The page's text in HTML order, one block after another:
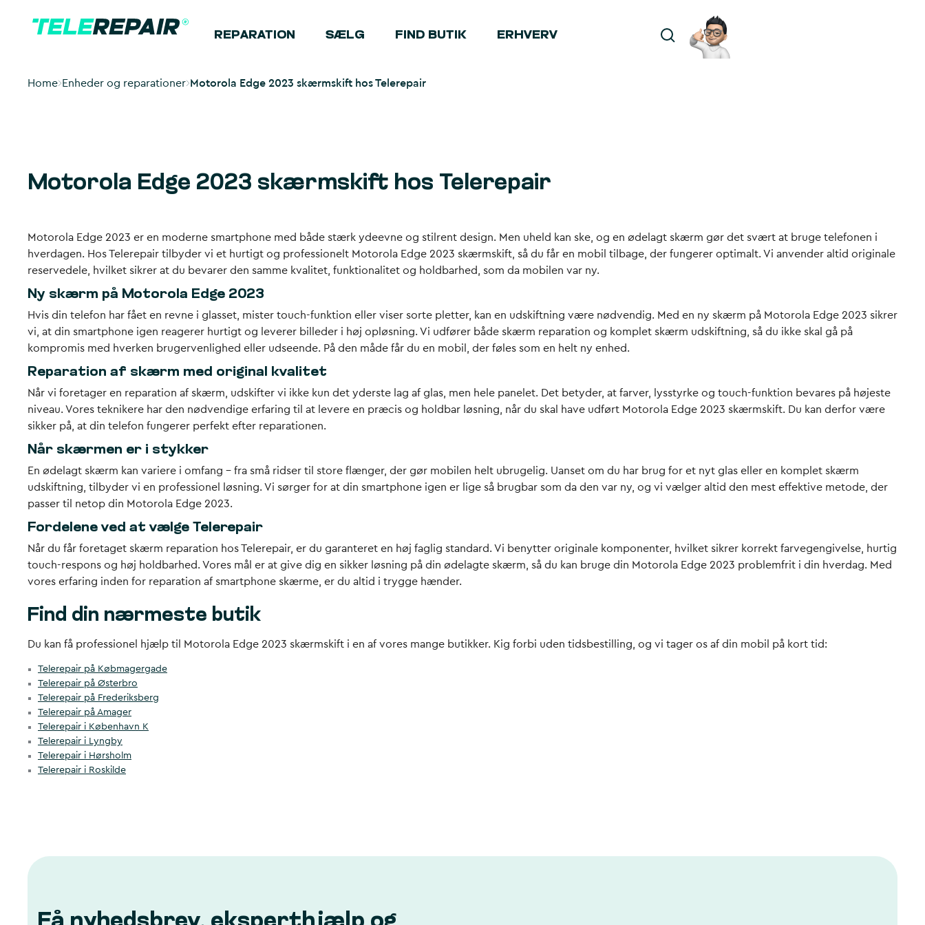
REPARATION SÆLG FIND BUTIK ERHVERV
Home Enheder og reparationer Motorola Edge 2023 skærmskift hos Telerepair
Motorola Edge 2023 skærmskift hos Telerepair
Motorola Edge 2023 er en moderne smartphone med både stærk ydeevne og stilrent design. Men uheld kan ske, og en ødelagt skærm gør det svært at bruge telefonen i
hverdagen. Hos Telerepair tilbyder vi et hurtigt og professionelt Motorola Edge 2023 skærmskift, så du får en mobil tilbage, der fungerer optimalt. Vi anvender altid originale
reservedele, hvilket sikrer at du bevarer den samme kvalitet, funktionalitet og holdbarhed, som da mobilen var ny.
Ny skærm på Motorola Edge 2023
Hvis din telefon har fået en revne i glasset, mister touch-funktion eller viser sorte pletter, kan en udskiftning være nødvendig. Med en ny skærm på Motorola Edge 2023 sikrer
vi, at din smartphone igen reagerer hurtigt og leverer billeder i høj opløsning. Vi udfører både skærm reparation og komplet skærm udskiftning, så du ikke skal gå på
kompromis med hverken brugervenlighed eller udseende. På den måde får du en mobil, der føles som en helt ny enhed.
Reparation af skærm med original kvalitet
Når vi foretager en reparation af skærm, udskifter vi ikke kun det yderste lag af glas, men hele panelet. Det betyder, at farver, lysstyrke og touch-funktion bevares på højeste
niveau. Vores teknikere har den nødvendige erfaring til at levere en præcis og holdbar løsning, når du skal have udført Motorola Edge 2023 skærmskift. Du kan derfor være
sikker på, at din telefon fungerer perfekt efter reparationen.
Når skærmen er i stykker
En ødelagt skærm kan variere i omfang – fra små ridser til store flænger, der gør mobilen helt ubrugelig. Uanset om du har brug for et nyt glas eller en komplet skærm
udskiftning, tilbyder vi en professionel løsning. Vi sørger for at din smartphone igen er lige så brugbar som da den var ny, og vi vælger altid den mest effektive metode, der
passer til netop din Motorola Edge 2023.
Fordelene ved at vælge Telerepair
Når du får foretaget skærm reparation hos Telerepair, er du garanteret en høj faglig standard. Vi benytter originale komponenter, hvilket sikrer korrekt farvegengivelse, hurtig
touch-respons og høj holdbarhed. Vores mål er at give dig en sikker løsning på din ødelagte skærm, så du kan bruge din Motorola Edge 2023 problemfrit i din hverdag. Med
vores erfaring inden for reparation af smartphone skærme, er du altid i trygge hænder.
Find din nærmeste butik
Du kan få professionel hjælp til Motorola Edge 2023 skærmskift i en af vores mange butikker. Kig forbi uden tidsbestilling, og vi tager os af din mobil på kort tid:
Telerepair på Købmagergade
Telerepair på Østerbro
Telerepair på Frederiksberg
Telerepair på Amager
Telerepair i København K
Telerepair i Lyngby
Telerepair i Hørsholm
Telerepair i Roskilde